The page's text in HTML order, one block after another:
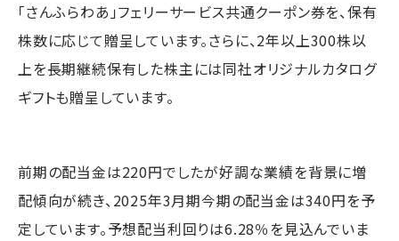
「さんふらわあ」フェリーサービス共通クーポン券を、保有
株数に応じて贈呈しています。さらに、2年以上300株以
上を長期継続保有した株主には同社オリジナルカタログ
ギフトも贈呈しています。
前期の配当金は220円でしたが好調な業績を背景に増
配傾向が続き、2025年3月期今期の配当金は340円を予
定しています。予想配当利回りは6.28％を見込んでいま